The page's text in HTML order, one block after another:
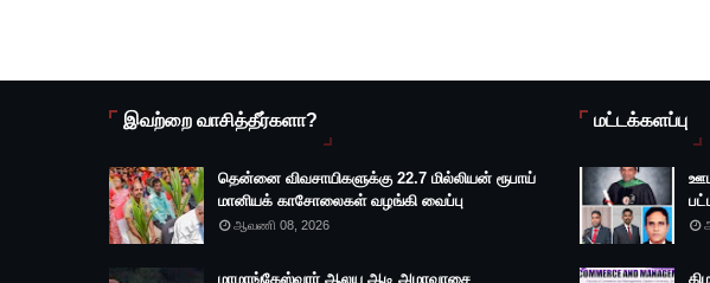
இவற்றை வாசித்தீர்களா?
தென்னை விவசாயிகளுக்கு 22.7 மில்லியன் ரூபாய்
மானியக் காசோலைகள் வழங்கி வைப்பு
ஆவணி 08, 2026
மாமாங்கேஸ்வரர் ஆலய ஆடி அமாவாசை
மட்டக்களப்பு